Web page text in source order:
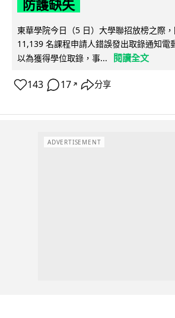
防護缺失
東華學院今日（5 日）大學聯招放榜之際
11,139 名課程申請人錯誤發出取錄通知電
以為獲得學位取錄，事...
閱讀全文
143 17 ↗ 分享
ADVERTISEMENT